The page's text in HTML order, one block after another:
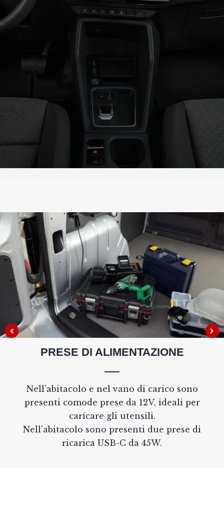
PRESE DI ALIMENTAZIONE
Nell’abitacolo e nel vano di carico sono
presenti comode prese da 12V, ideali per
caricare gli utensili.
Nell’abitacolo sono presenti due prese di
ricarica USB-C da 45W.